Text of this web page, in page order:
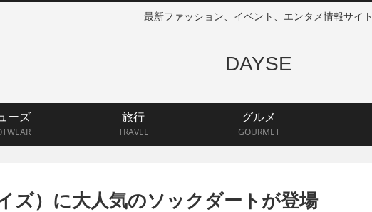
最新ファッション、イベント、エンタメ情報サイト
DAYSE
ーズ
旅行
TRAVEL
グルメ
GOURMET
ズ）に大人気のソックダートが登場